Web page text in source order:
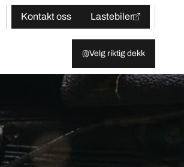
Kontakt oss Lastebiler
Velg riktig dekk